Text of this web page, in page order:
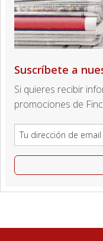
Suscríbete a
Si quieres recibir
promociones de